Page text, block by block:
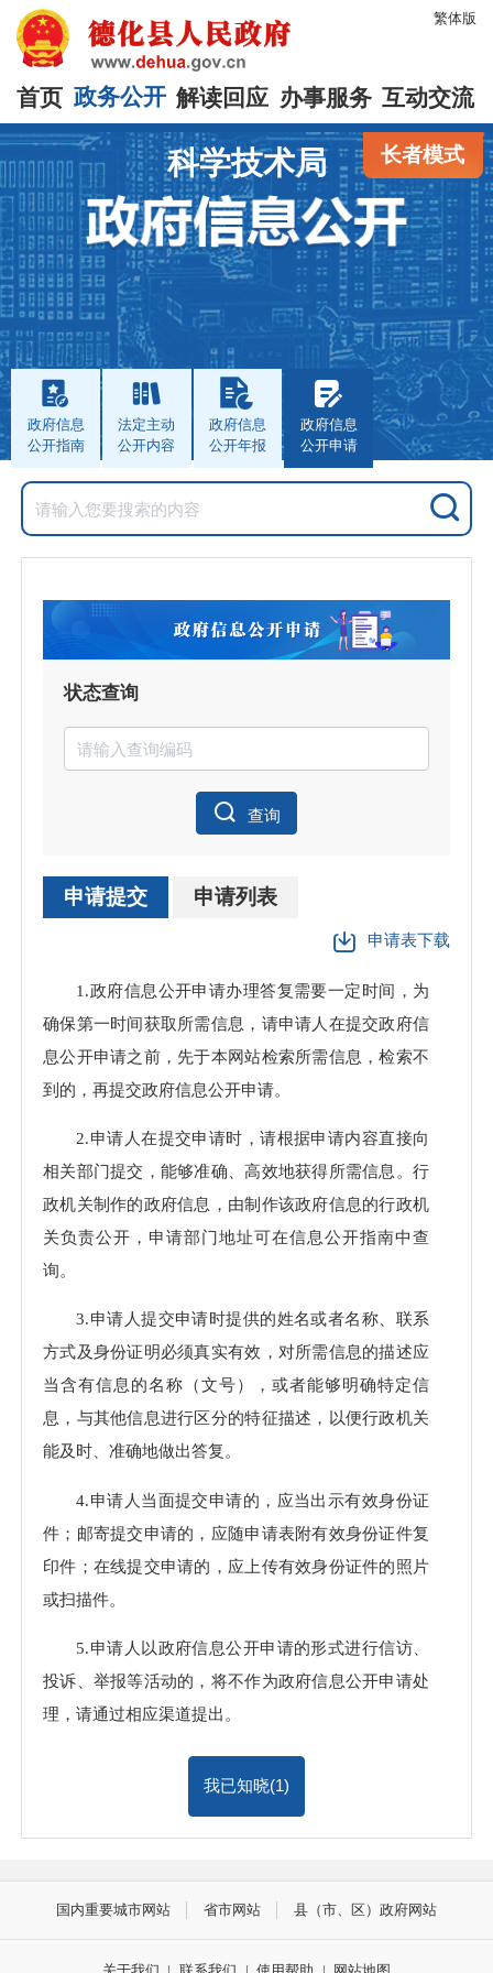
繁体版
首页 政务公开 解读回应 办事服务 互动交流
长者模式
科学技术局
政府信息
公开指南
法定主动
公开内容
政府信息
公开年报
政府信息
公开申请
状态查询
查询
申请提交 申请列表
申请表下载
1.政府信息公开申请办理答复需要一定时间，为
确保第一时间获取所需信息，请申请人在提交政府信
息公开申请之前，先于本网站检索所需信息，检索不
到的，再提交政府信息公开申请。
2.申请人在提交申请时，请根据申请内容直接向
相关部门提交，能够准确、高效地获得所需信息。行
政机关制作的政府信息，由制作该政府信息的行政机
关负责公开，申请部门地址可在信息公开指南中查
询。
3.申请人提交申请时提供的姓名或者名称、联系
方式及身份证明必须真实有效，对所需信息的描述应
当含有信息的名称（文号），或者能够明确特定信
息，与其他信息进行区分的特征描述，以便行政机关
能及时、准确地做出答复。
4.申请人当面提交申请的，应当出示有效身份证
件；邮寄提交申请的，应随申请表附有效身份证件复
印件；在线提交申请的，应上传有效身份证件的照片
或扫描件。
5.申请人以政府信息公开申请的形式进行信访、
投诉、举报等活动的，将不作为政府信息公开申请处
理，请通过相应渠道提出。
我已知晓(1)
国内重要城市网站 省市网站 县（市、区）政府网站